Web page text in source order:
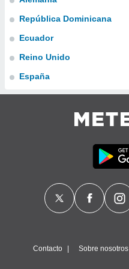
y
nuestra
cookies
República Dominicana
Ecuador
Reino Unido
España
Contacto Sobre nosotros